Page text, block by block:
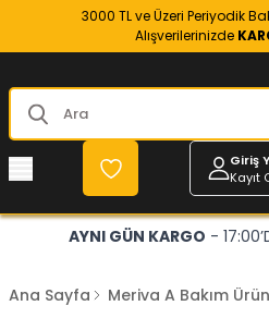
3000 TL ve Üzeri Periyodik
Alışverilerinizde
Giriş
Kayıt
AYNI GÜN KARGO -
Ana Sayfa Meriva A Bakım